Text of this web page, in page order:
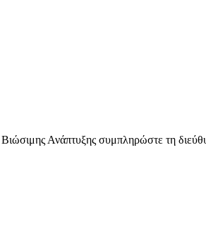
Ανάπτυξης συμπληρώστε τη